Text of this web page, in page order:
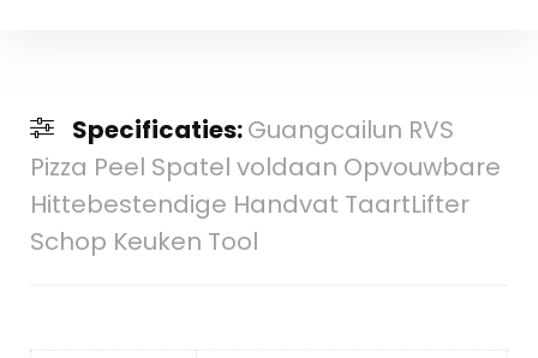
Specificaties:Guangcailun RVS
Pizza Peel Spatel voldaan Opvouwbare
Hittebestendige Handvat TaartLifter
Schop Keuken Tool